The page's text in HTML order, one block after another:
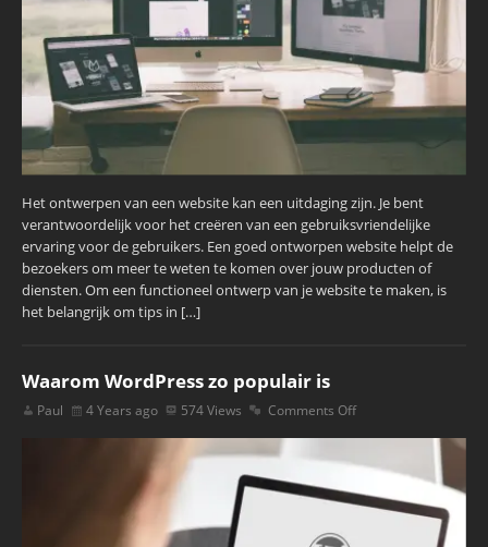
Het ontwerpen van een website kan een uitdaging zijn. Je bent
verantwoordelijk voor het creëren van een gebruiksvriendelijke
ervaring voor de gebruikers. Een goed ontworpen website helpt de
bezoekers om meer te weten te komen over jouw producten of
diensten. Om een functioneel ontwerp van je website te maken, is
het belangrijk om tips in […]
Waarom WordPress zo populair is
Paul 4 Years ago 574 Views Comments Off